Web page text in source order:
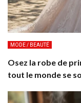
MODE / BEAUTÉ
Osez la robe de
tout le monde se